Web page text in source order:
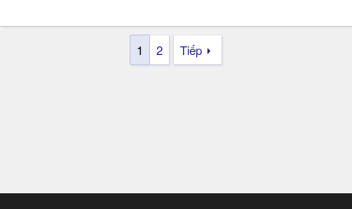
1 2 Tiếp